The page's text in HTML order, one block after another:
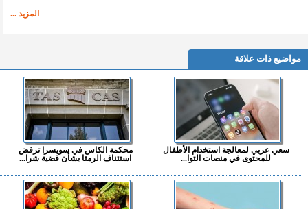
المزيد ...
مواضيع ذات علاقة
سعي عربي لمعالجة استخدام الأطفال
للمحتوى في منصات التوا...
محكمة الكاس في سويسرا ترفض
استئناف الرمثا بشأن قضية شرا...